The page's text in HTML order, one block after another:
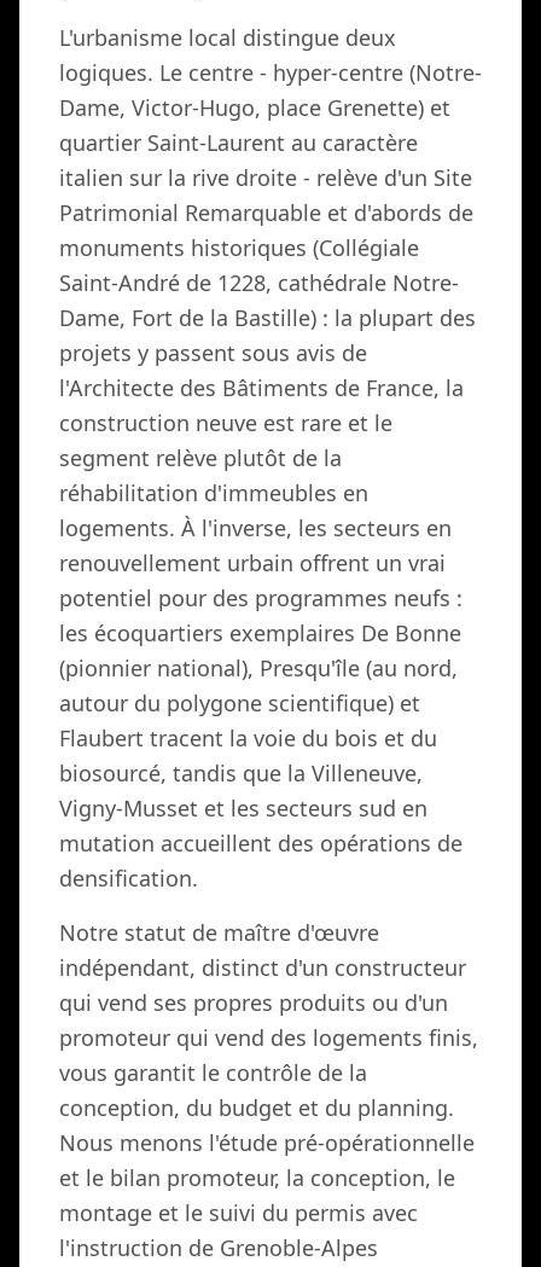
L'urbanisme local distingue deux
logiques. Le centre - hyper-centre (Notre-
Dame, Victor-Hugo, place Grenette) et
quartier Saint-Laurent au caractère
italien sur la rive droite - relève d'un Site
Patrimonial Remarquable et d'abords de
monuments historiques (Collégiale
Saint-André de 1228, cathédrale Notre-
Dame, Fort de la Bastille) : la plupart des
projets y passent sous avis de
l'Architecte des Bâtiments de France, la
construction neuve est rare et le
segment relève plutôt de la
réhabilitation d'immeubles en
logements. À l'inverse, les secteurs en
renouvellement urbain offrent un vrai
potentiel pour des programmes neufs :
les écoquartiers exemplaires De Bonne
(pionnier national), Presqu'île (au nord,
autour du polygone scientifique) et
Flaubert tracent la voie du bois et du
biosourcé, tandis que la Villeneuve,
Vigny-Musset et les secteurs sud en
mutation accueillent des opérations de
densification.
Notre statut de maître d'œuvre
indépendant, distinct d'un constructeur
qui vend ses propres produits ou d'un
promoteur qui vend des logements finis,
vous garantit le contrôle de la
conception, du budget et du planning.
Nous menons l'étude pré-opérationnelle
et le bilan promoteur, la conception, le
montage et le suivi du permis avec
l'instruction de Grenoble-Alpes